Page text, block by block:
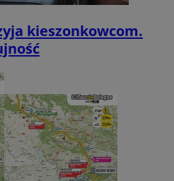
kieszonkowcom.